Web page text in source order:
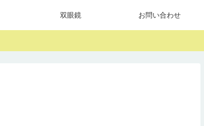
双眼鏡 お問い合わせ